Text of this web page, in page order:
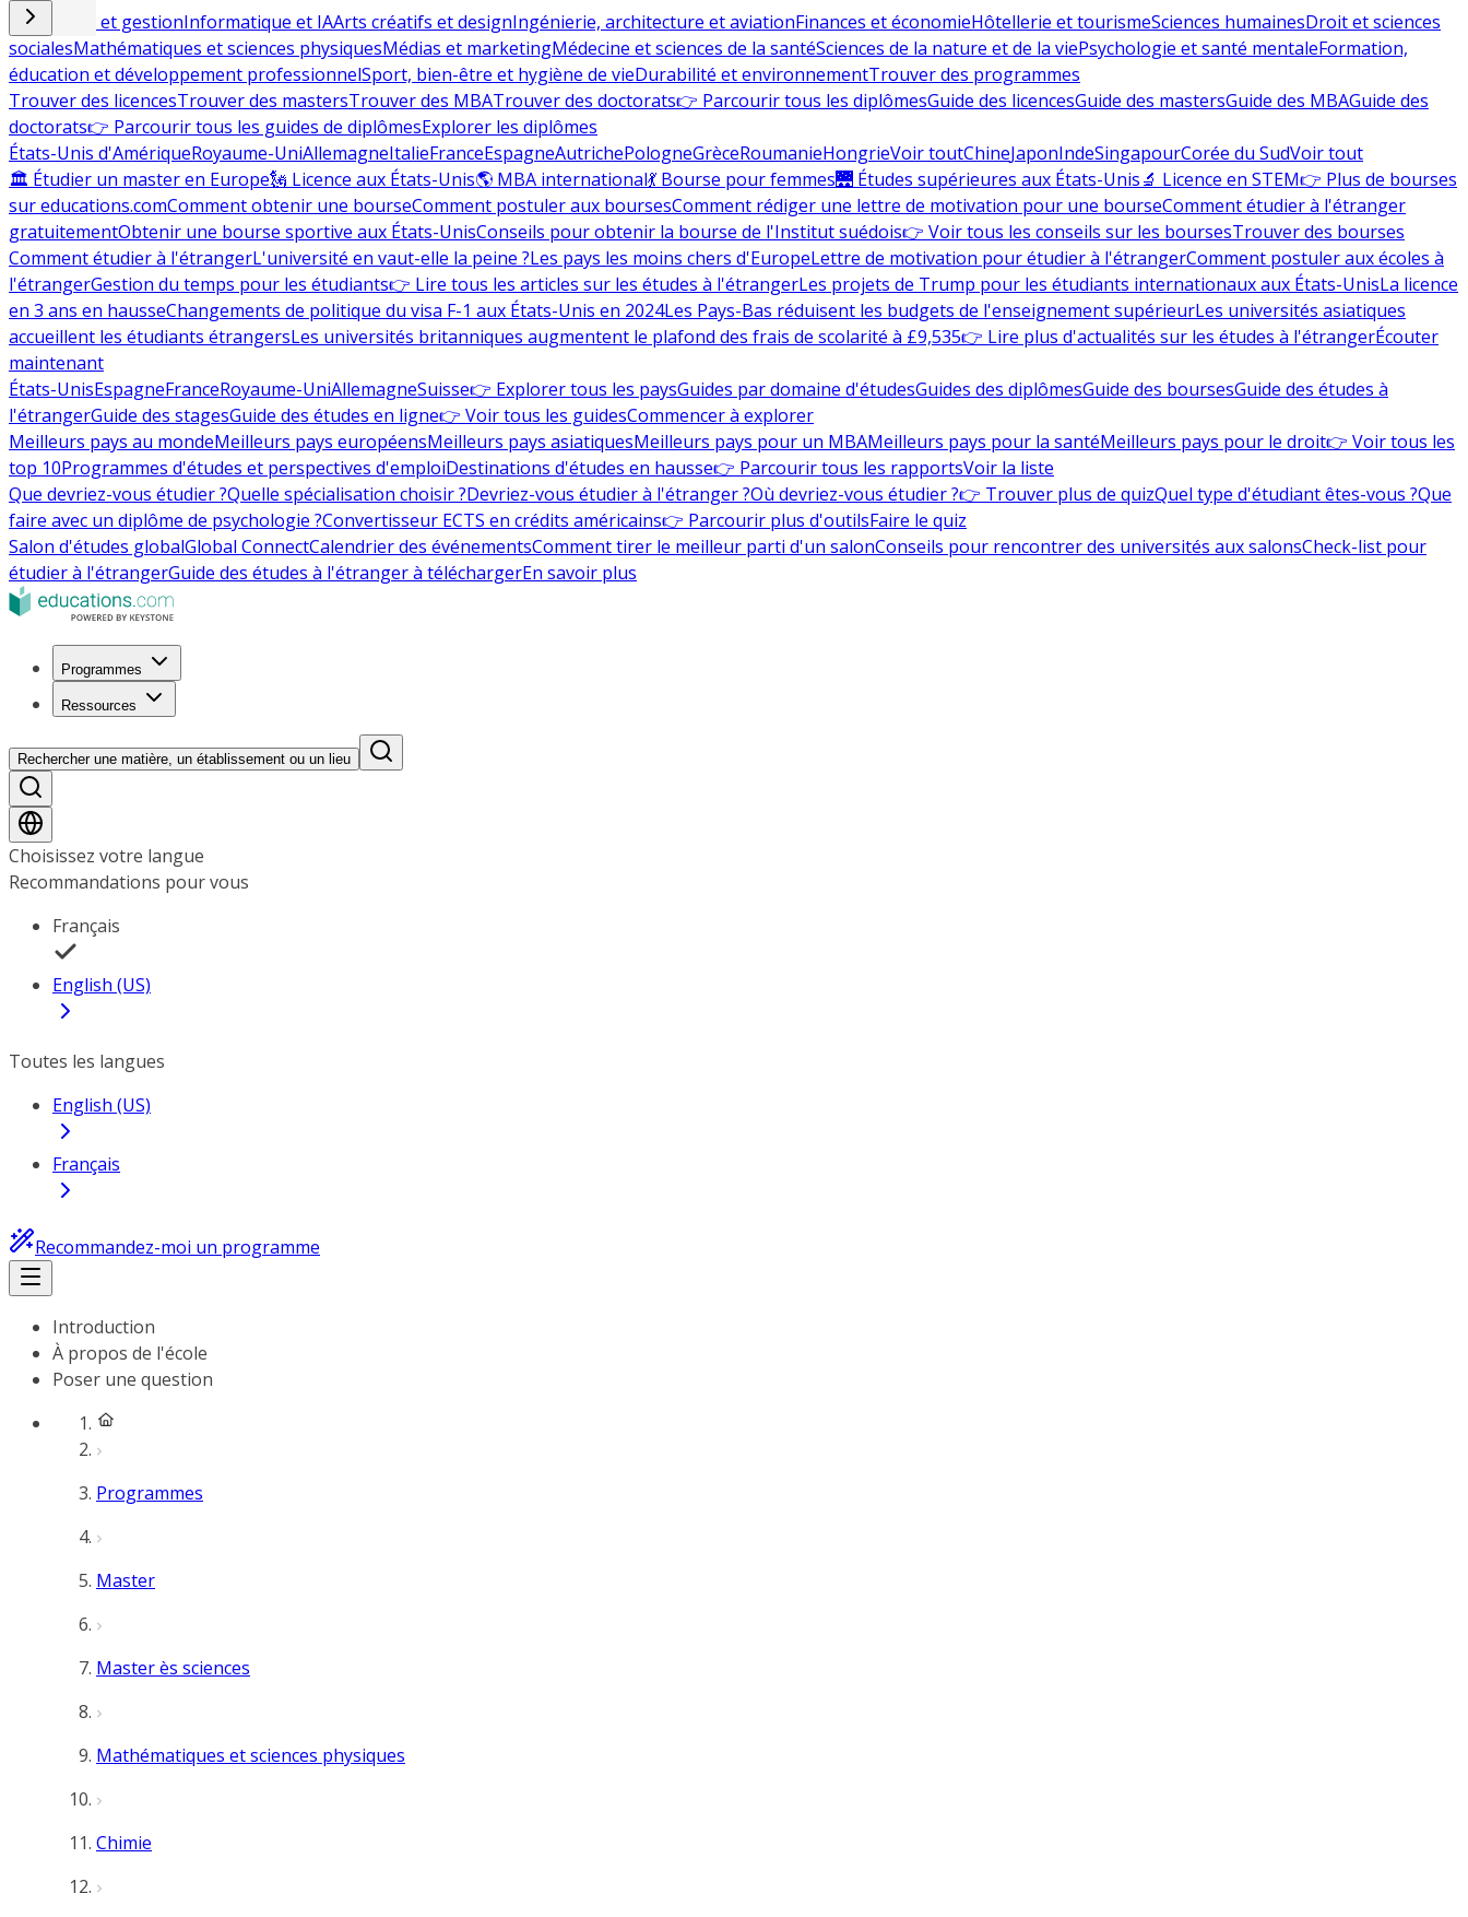
Commerce et gestionInformatique et IAArts créatifs et designIngénierie, architecture et aviationFinances et économieHôtellerie et tourismeSciences humainesDroit et sciences
socialesMathématiques et sciences physiquesMédias et marketingMédecine et sciences de la santéSciences de la nature et de la viePsychologie et santé mentaleFormation,
éducation et développement professionnelSport, bien-être et hygiène de vieDurabilité et environnementTrouver des programmes
Trouver des licencesTrouver des mastersTrouver des MBATrouver des doctorats👉 Parcourir tous les diplômesGuide des licencesGuide des mastersGuide des MBAGuide des
doctorats👉 Parcourir tous les guides de diplômesExplorer les diplômes
États-Unis d'AmériqueRoyaume-UniAllemagneItalieFranceEspagneAutrichePologneGrèceRoumanieHongrieVoir toutChineJaponIndeSingapourCorée du SudVoir tout
🏛 Étudier un master en Europe🗽 Licence aux États-Unis🌎 MBA international💃 Bourse pour femmes🌉 Études supérieures aux États-Unis🔬 Licence en STEM👉 Plus de bourses
sur educations.comComment obtenir une bourseComment postuler aux boursesComment rédiger une lettre de motivation pour une bourseComment étudier à l'étranger
gratuitementObtenir une bourse sportive aux États-UnisConseils pour obtenir la bourse de l'Institut suédois👉 Voir tous les conseils sur les boursesTrouver des bourses
Comment étudier à l'étrangerL'université en vaut-elle la peine ?Les pays les moins chers d'EuropeLettre de motivation pour étudier à l'étrangerComment postuler aux écoles à
l'étrangerGestion du temps pour les étudiants👉 Lire tous les articles sur les études à l'étrangerLes projets de Trump pour les étudiants internationaux aux États-UnisLa licence
en 3 ans en hausseChangements de politique du visa F-1 aux États-Unis en 2024Les Pays-Bas réduisent les budgets de l'enseignement supérieurLes universités asiatiques
accueillent les étudiants étrangersLes universités britanniques augmentent le plafond des frais de scolarité à £9,535👉 Lire plus d'actualités sur les études à l'étrangerÉcouter
maintenant
États-UnisEspagneFranceRoyaume-UniAllemagneSuisse👉 Explorer tous les paysGuides par domaine d'étudesGuides des diplômesGuide des boursesGuide des études à
l'étrangerGuide des stagesGuide des études en ligne👉 Voir tous les guidesCommencer à explorer
Meilleurs pays au mondeMeilleurs pays européensMeilleurs pays asiatiquesMeilleurs pays pour un MBAMeilleurs pays pour la santéMeilleurs pays pour le droit👉 Voir tous les
top 10Programmes d'études et perspectives d'emploiDestinations d'études en hausse👉 Parcourir tous les rapportsVoir la liste
Que devriez-vous étudier ?Quelle spécialisation choisir ?Devriez-vous étudier à l'étranger ?Où devriez-vous étudier ?👉 Trouver plus de quizQuel type d'étudiant êtes-vous ?Que
faire avec un diplôme de psychologie ?Convertisseur ECTS en crédits américains👉 Parcourir plus d'outilsFaire le quiz
Salon d'études globalGlobal ConnectCalendrier des événementsComment tirer le meilleur parti d'un salonConseils pour rencontrer des universités aux salonsCheck-list pour
étudier à l'étrangerGuide des études à l'étranger à téléchargerEn savoir plus
Programmes
Ressources
Rechercher une matière, un établissement ou un lieu
Choisissez votre langue
Recommandations pour vous
Français
English (US)
Toutes les langues
English (US)
Français
Recommandez-moi un programme
Introduction
À propos de l'école
Poser une question
Programmes
Master
Master ès sciences
Mathématiques et sciences physiques
Chimie